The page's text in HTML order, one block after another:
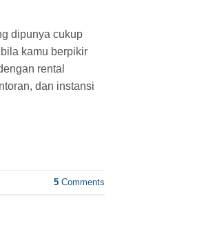
dipunya cukup
kamu berpikir
rental
dan instansi
5 Comments